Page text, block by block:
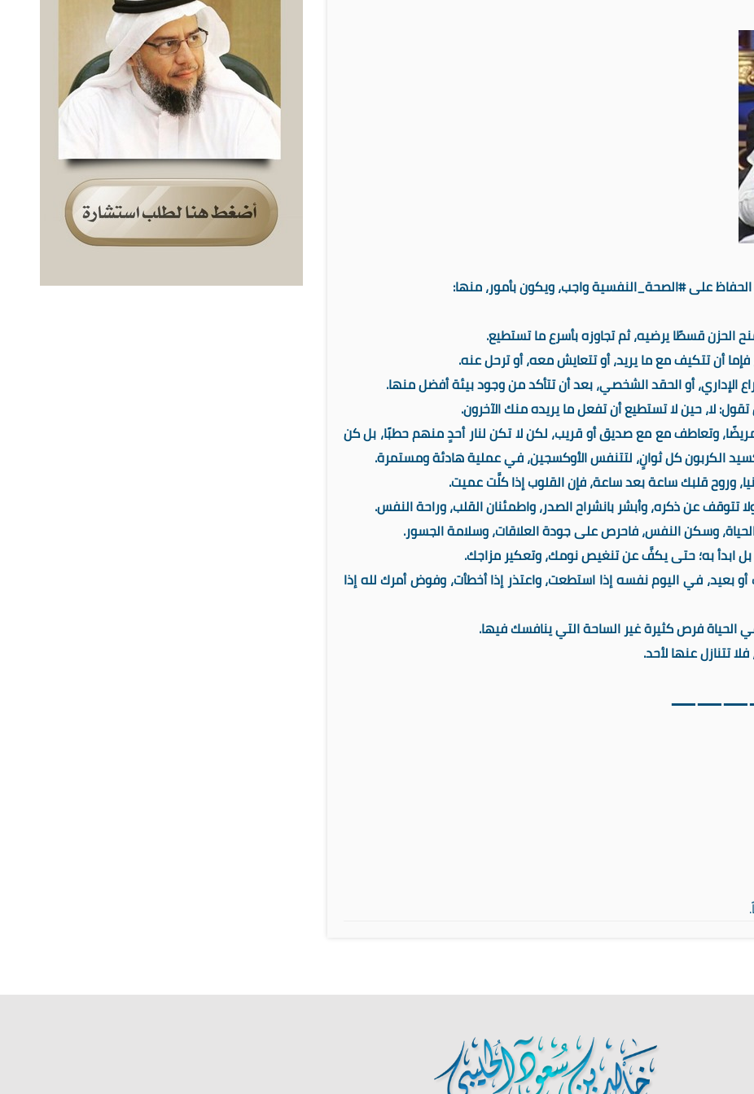
على ⁧‫#الصحة_النفسية‬⁩ واجب، ويكون بأمور، منها:
وتعاطف مع مع صديق أو قريب، لكن لا تكن لنار أحدٍ منهم حطبًا، بل كن
الكربون كل ثوانٍ، لتتنفس الأوكسجين، في عملية هادئة ومستمرة.
بعيد، في اليوم نفسه إذا استطعت، واعتذر إذا أخطأت، وفوض أمرك لله إذا
تتنازل عنها لأحد.